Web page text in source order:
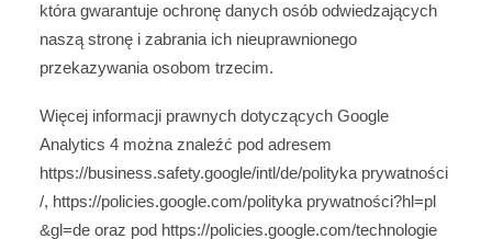
która gwarantuje ochronę danych osób odwiedzających
naszą stronę i zabrania ich nieuprawnionego
przekazywania osobom trzecim.
Więcej informacji prawnych dotyczących Google
Analytics 4 można znaleźć pod adresem
https://business.safety.google/intl/de/polityka prywatności
/, https://policies.google.com/polityka prywatności?hl=pl
&gl=de oraz pod https://policies.google.com/technologie